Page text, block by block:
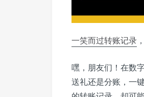
一笑而过转账记录
嘿，朋友们！在数
送礼还是分账，一